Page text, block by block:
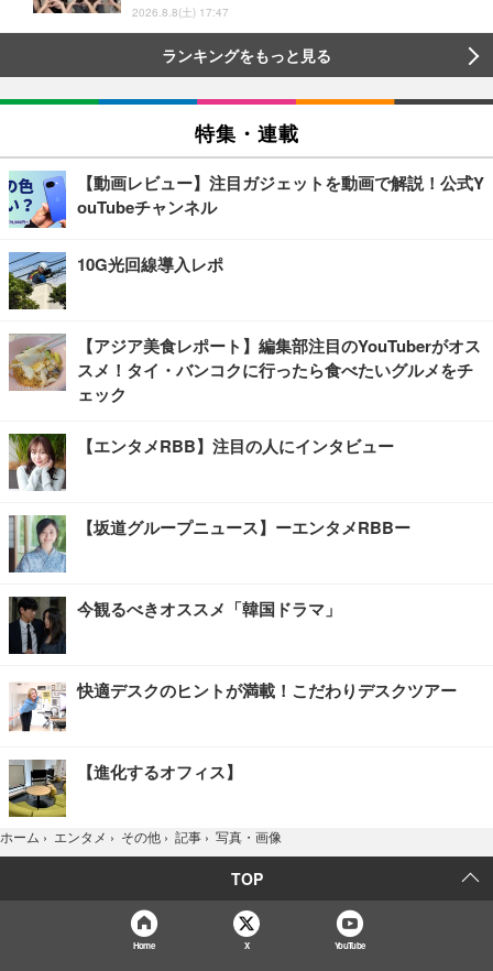
2026.8.8(土) 17:47
ランキングをもっと見る
特集・連載
【動画レビュー】注目ガジェットを動画で解説！公式Y
ouTubeチャンネル
10G光回線導入レポ
【アジア美食レポート】編集部注目のYouTuberがオス
スメ！タイ・バンコクに行ったら食べたいグルメをチ
ェック
【エンタメRBB】注目の人にインタビュー
【坂道グループニュース】ーエンタメRBBー
今観るべきオススメ「韓国ドラマ」
快適デスクのヒントが満載！こだわりデスクツアー
【進化するオフィス】
ホーム › エンタメ › その他 › 記事 › 写真・画像
TOP
Home X YouTube